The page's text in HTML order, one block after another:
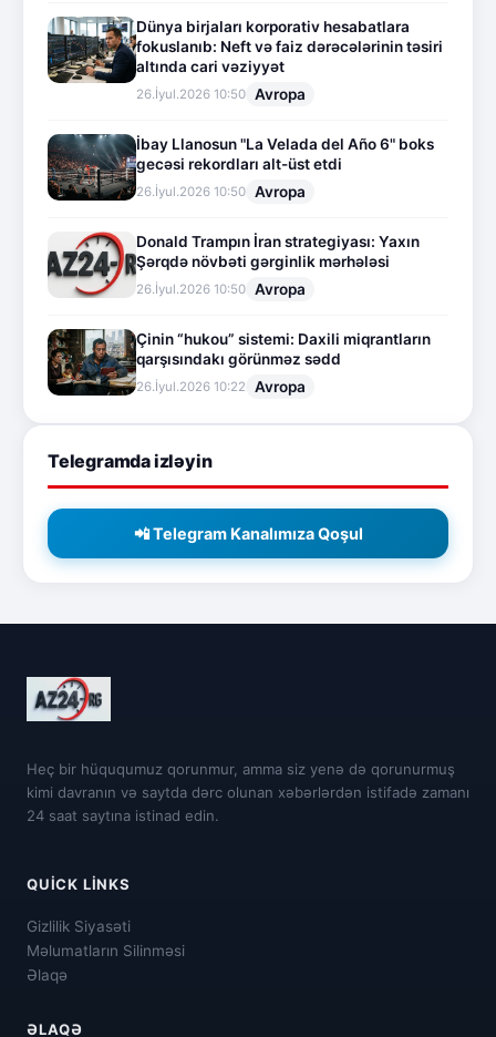
Dünya birjaları korporativ hesabatlara
fokuslanıb: Neft və faiz dərəcələrinin təsiri
altında cari vəziyyət
26.İyul.2026 10:50 Avropa
İbay Llanosun "La Velada del Año 6" boks
gecəsi rekordları alt-üst etdi
26.İyul.2026 10:50 Avropa
Donald Trampın İran strategiyası: Yaxın
Şərqdə növbəti gərginlik mərhələsi
26.İyul.2026 10:50 Avropa
Çinin “hukou” sistemi: Daxili miqrantların
qarşısındakı görünməz sədd
26.İyul.2026 10:22 Avropa
Telegramda izləyin
📲 Telegram Kanalımıza Qoşul
Heç bir hüququmuz qorunmur, amma siz yenə də qorunurmuş
kimi davranın və saytda dərc olunan xəbərlərdən istifadə zamanı
24 saat saytına istinad edin.
QUICK LINKS
Gizlilik Siyasəti
Məlumatların Silinməsi
Əlaqə
ƏLAQƏ